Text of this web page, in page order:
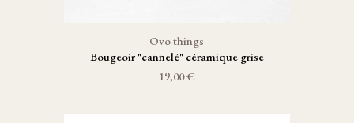
Ovo things
Bougeoir "cannelé" céramique grise
19,00 €